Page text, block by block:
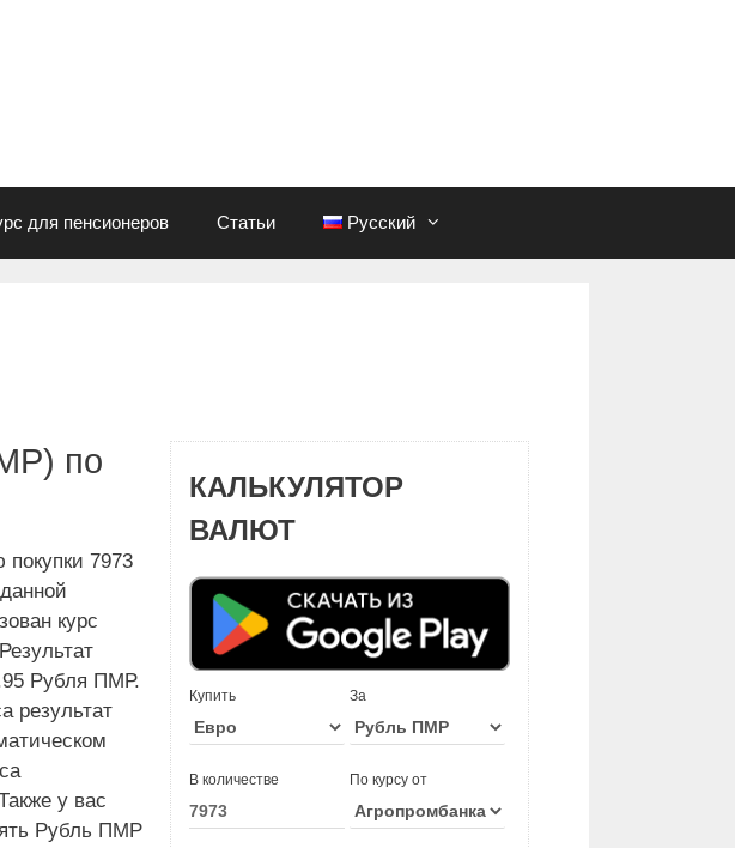
для пенсионеров Статьи Русский
по
7973
курс
Рубля ПМР.
результат
у вас
Рубль ПМР
КАЛЬКУЛЯТОР
ВАЛЮТ
Купить За
В количестве По курсу от